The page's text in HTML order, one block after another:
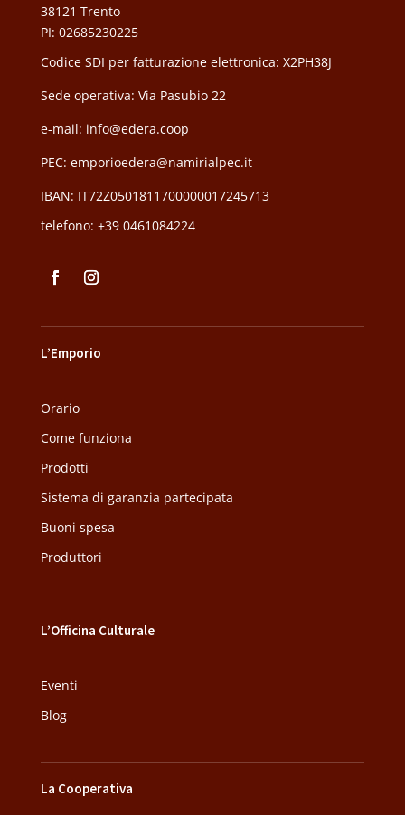
38121 Trento
PI: 02685230225
Codice SDI per fatturazione elettronica: X2PH38J
Sede operativa: Via Pasubio 22
e-mail: info@edera.coop
PEC: emporioedera@namirialpec.it
IBAN: IT72Z0501811700000017245713
telefono: +39 0461084224
L’Emporio
Orario
Come funziona
Prodotti
Sistema di garanzia partecipata
Buoni spesa
Produttori
L’Officina Culturale
Eventi
Blog
La Cooperativa